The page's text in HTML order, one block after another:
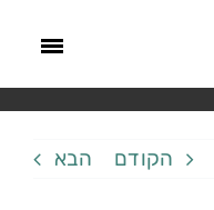
האם ניתן לבקר?
הקודם הבא